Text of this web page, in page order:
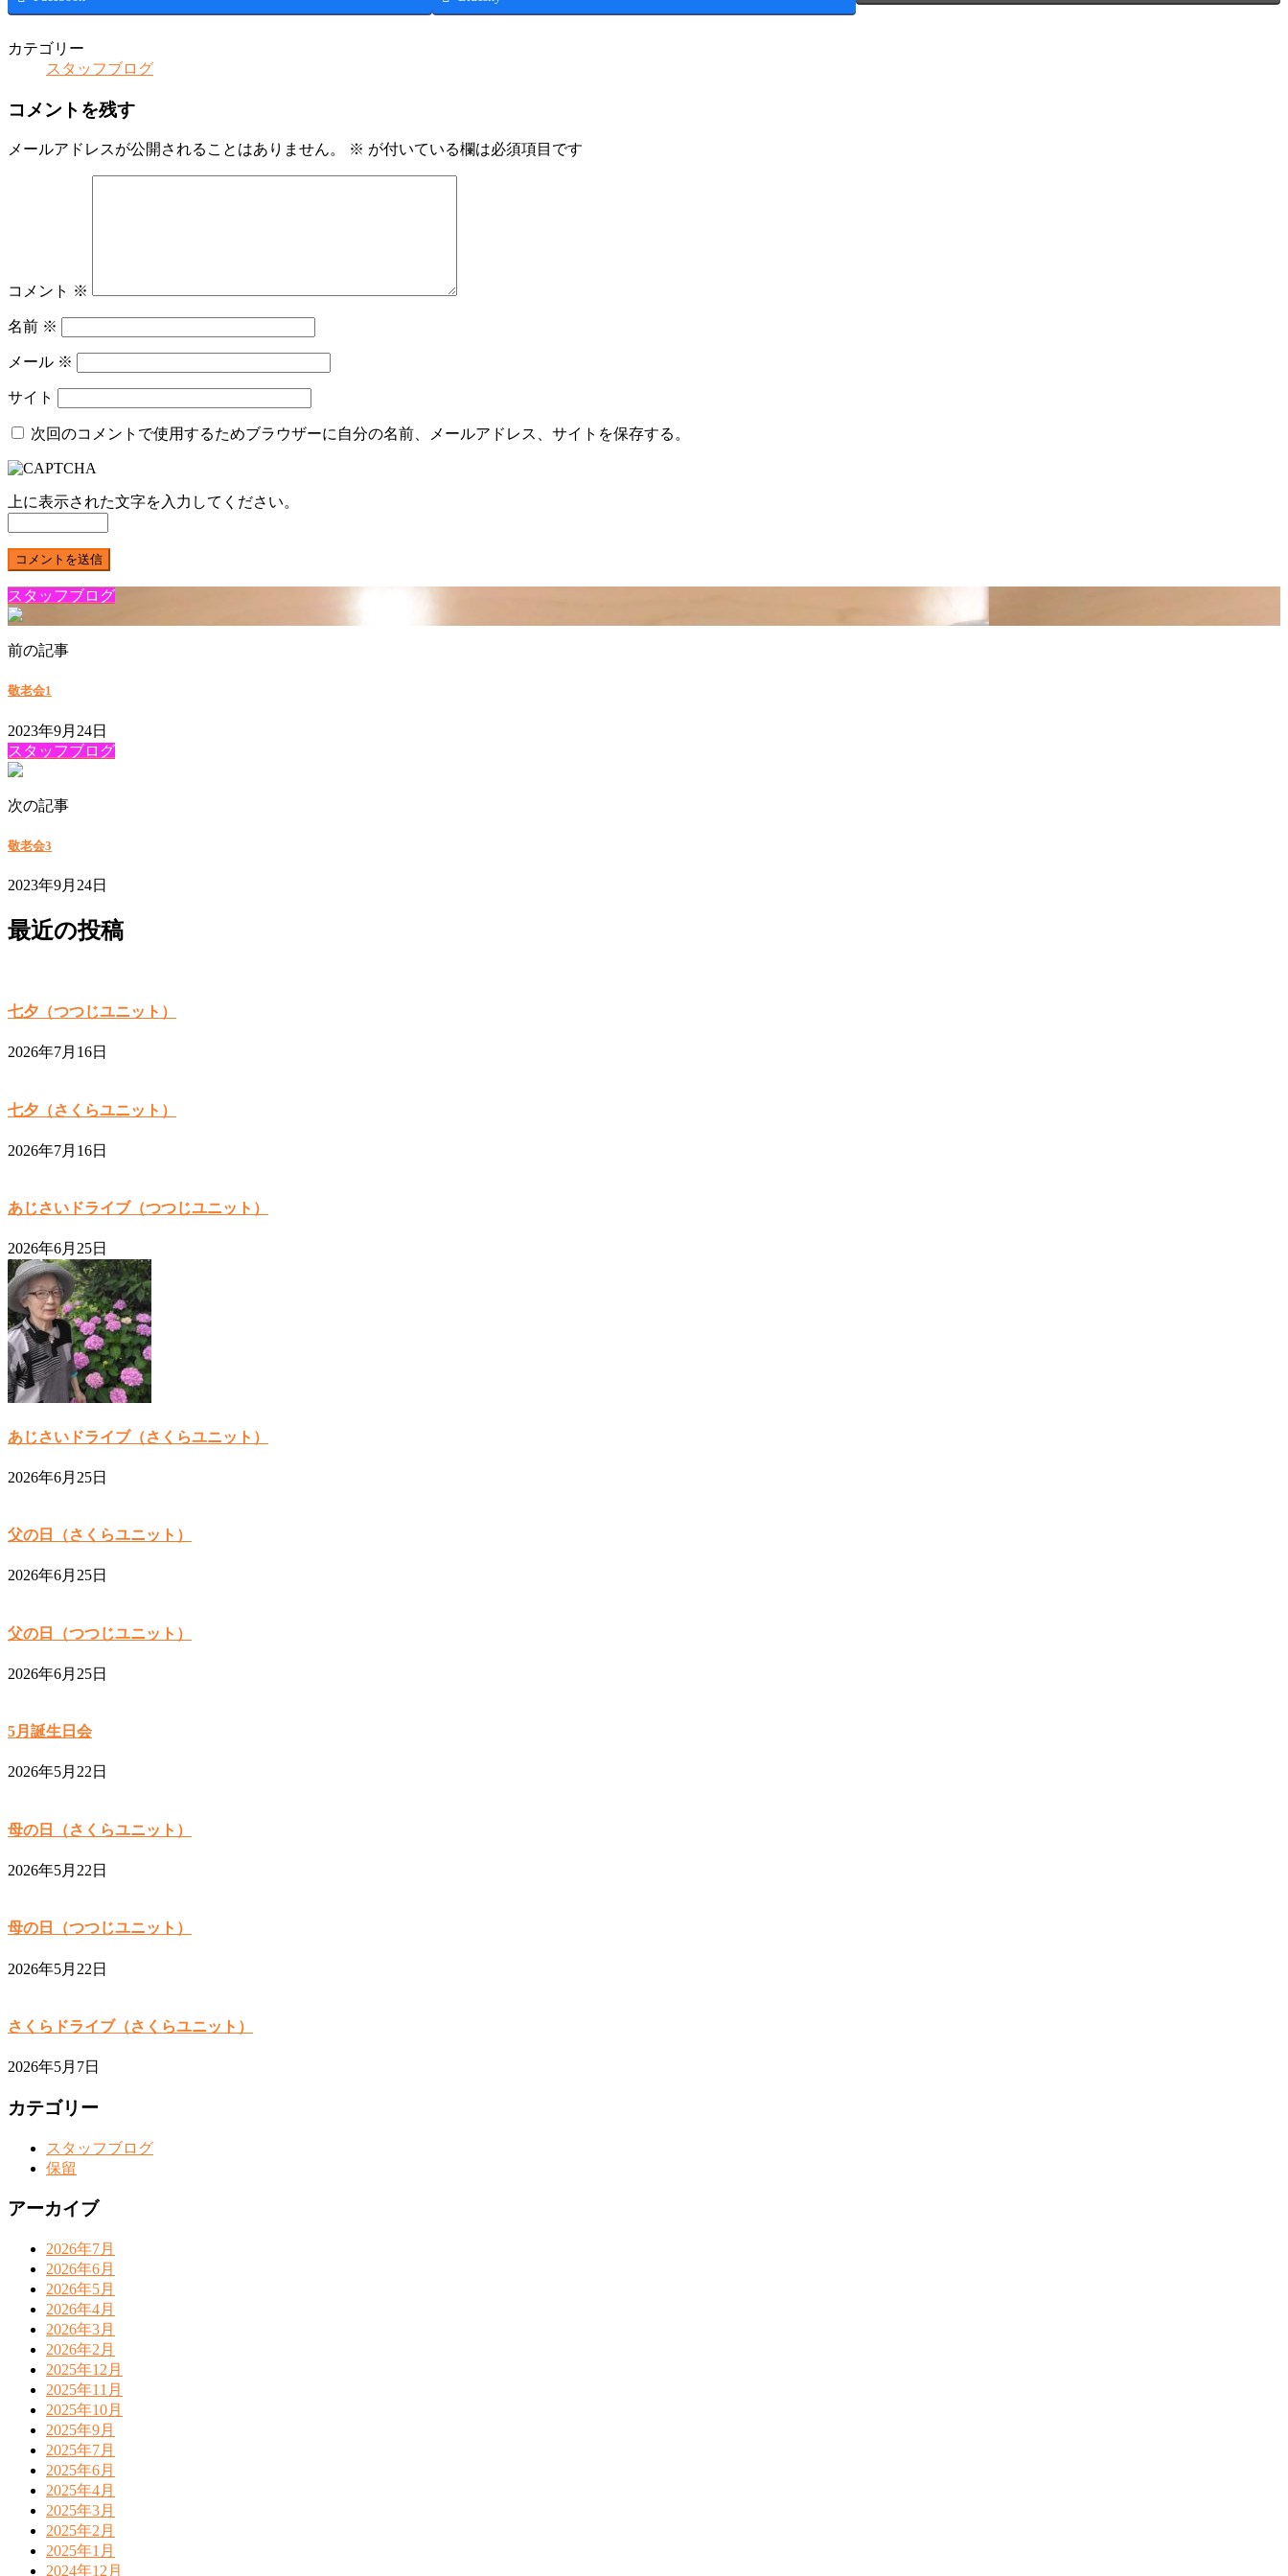
カテゴリー
スタッフブログ
コメントを残す
メールアドレスが公開されることはありません。 ※ が付いている欄は必須項目です
コメント ※
名前 ※
メール ※
サイト
次回のコメントで使用するためブラウザーに自分の名前、メールアドレス、サイトを保存する。
上に表示された文字を入力してください。
スタッフブログ
前の記事
敬老会1
2023年9月24日
スタッフブログ
次の記事
敬老会3
2023年9月24日
最近の投稿
七夕（つつじユニット）
2026年7月16日
七夕（さくらユニット）
2026年7月16日
あじさいドライブ（つつじユニット）
2026年6月25日
あじさいドライブ（さくらユニット）
2026年6月25日
父の日（さくらユニット）
2026年6月25日
父の日（つつじユニット）
2026年6月25日
5月誕生日会
2026年5月22日
母の日（さくらユニット）
2026年5月22日
母の日（つつじユニット）
2026年5月22日
さくらドライブ（さくらユニット）
2026年5月7日
カテゴリー
スタッフブログ
保留
アーカイブ
2026年7月
2026年6月
2026年5月
2026年4月
2026年3月
2026年2月
2025年12月
2025年11月
2025年10月
2025年9月
2025年7月
2025年6月
2025年4月
2025年3月
2025年2月
2025年1月
2024年12月